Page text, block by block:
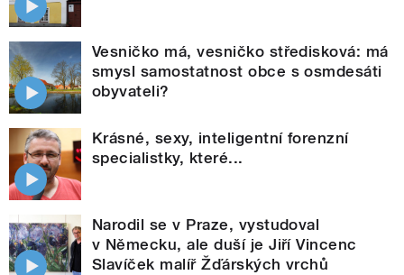
Vesničko má, vesničko středisková: má
smysl samostatnost obce s osmdesáti
obyvateli?
Krásné, sexy, inteligentní forenzní
specialistky, které...
Narodil se v Praze, vystudoval
v Německu, ale duší je Jiří Vincenc
Slavíček malíř Žďárských vrchů